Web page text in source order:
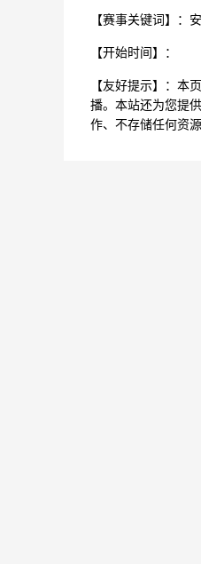
【赛事关键词】：
【开始时间】：
【友好提示】：本
播。本站还为您提
作、不存储任何资